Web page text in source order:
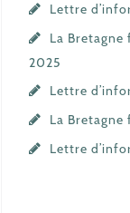
Lettre
La Bretagne
2025
Lettre
La Bretagne
Lettre